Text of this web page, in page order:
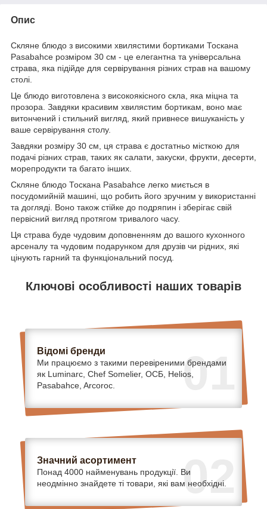
Опис
Скляне блюдо з високими хвилястими бортиками Тоскана
Pasabahce розміром 30 см - це елегантна та універсальна
страва, яка підійде для сервірування різних страв на вашому
столі.
Це блюдо виготовлена з високоякісного скла, яка міцна та
прозора. Завдяки красивим хвилястим бортикам, воно має
витончений і стильний вигляд, який привнесе вишуканість у
ваше сервірування столу.
Завдяки розміру 30 см, ця страва є достатньо місткою для
подачі різних страв, таких як салати, закуски, фрукти, десерти,
морепродукти та багато інших.
Скляне блюдо Тоскана Pasabahce легко миється в
посудомийній машині, що робить його зручним у використанні
та догляді. Воно також стійке до подряпин і зберігає свій
первісний вигляд протягом тривалого часу.
Ця страва буде чудовим доповненням до вашого кухонного
арсеналу та чудовим подарунком для друзів чи рідних, які
цінують гарний та функціональний посуд.
Ключові особливості наших товарів
01
Відомі бренди
Ми працюємо з такими перевіреними брендами
як Luminarc, Chef Somelier, ОСБ, Helios,
Pasabahce, Arcoroc.
02
Значний асортимент
Понад 4000 найменувань продукції. Ви
неодмінно знайдете ті товари, які вам необхідні.